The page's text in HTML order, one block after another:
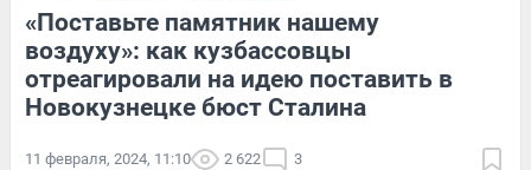
«Поставьте памятник нашему
воздуху»: как кузбассовцы
отреагировали на идею поставить в
Новокузнецке бюст Сталина
11 февраля, 2024, 11:10 2 622 3